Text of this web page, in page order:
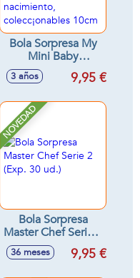
Bola Sorpresa My
Mini Baby
Sweethearts, con
muñeco, accesorio
nacimiento,
colecc¡onables
3 años 9,95 €
NOVEDAD
Bola Sorpresa
Master Chef Serie 2
(Exp. 30 ud.)
36 meses 9,95 €